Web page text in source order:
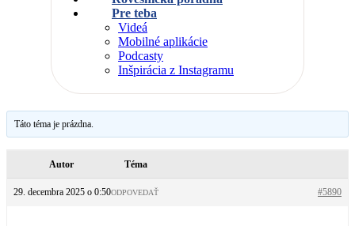
Pre teba
Videá
Mobilné aplikácie
Podcasty
Inšpirácia z Instagramu
Táto téma je prázdna.
Autor Téma
29. decembra 2025 o 0:50 #5890
ODPOVEDAŤ